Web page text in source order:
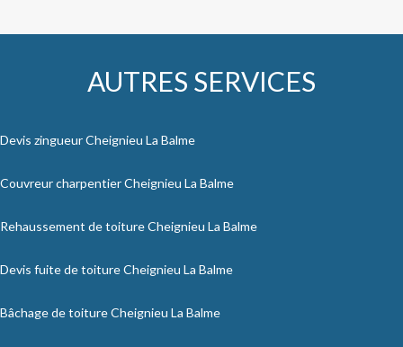
AUTRES SERVICES
Devis zingueur Cheignieu La Balme
Couvreur charpentier Cheignieu La Balme
Rehaussement de toiture Cheignieu La Balme
Devis fuite de toiture Cheignieu La Balme
Bâchage de toiture Cheignieu La Balme